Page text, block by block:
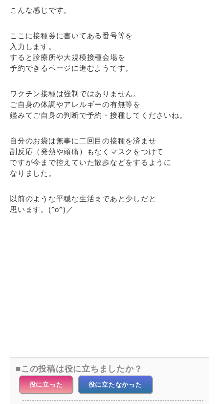
こんな感じです。
ここに接種券に書いてある番号等を
入力します。
すると診療所や大規模接種会場を
予約できるページに進むようです。
ワクチン接種は強制ではありません。
ご自身の体調やアレルギーの有無等を
鑑みてご自身の判断で予約・接種してくださいね。
自分のお袋は無事に二回目の接種を済ませ
副反応（発熱や頭痛）もなくマスクをつけて
ですが今まで控えていた散歩などをするように
なりました。
以前のような平穏な生活まであと少しだと
思います。(^o^)／
この投稿は役に立ちましたか？
役に立った 役に立たなかった